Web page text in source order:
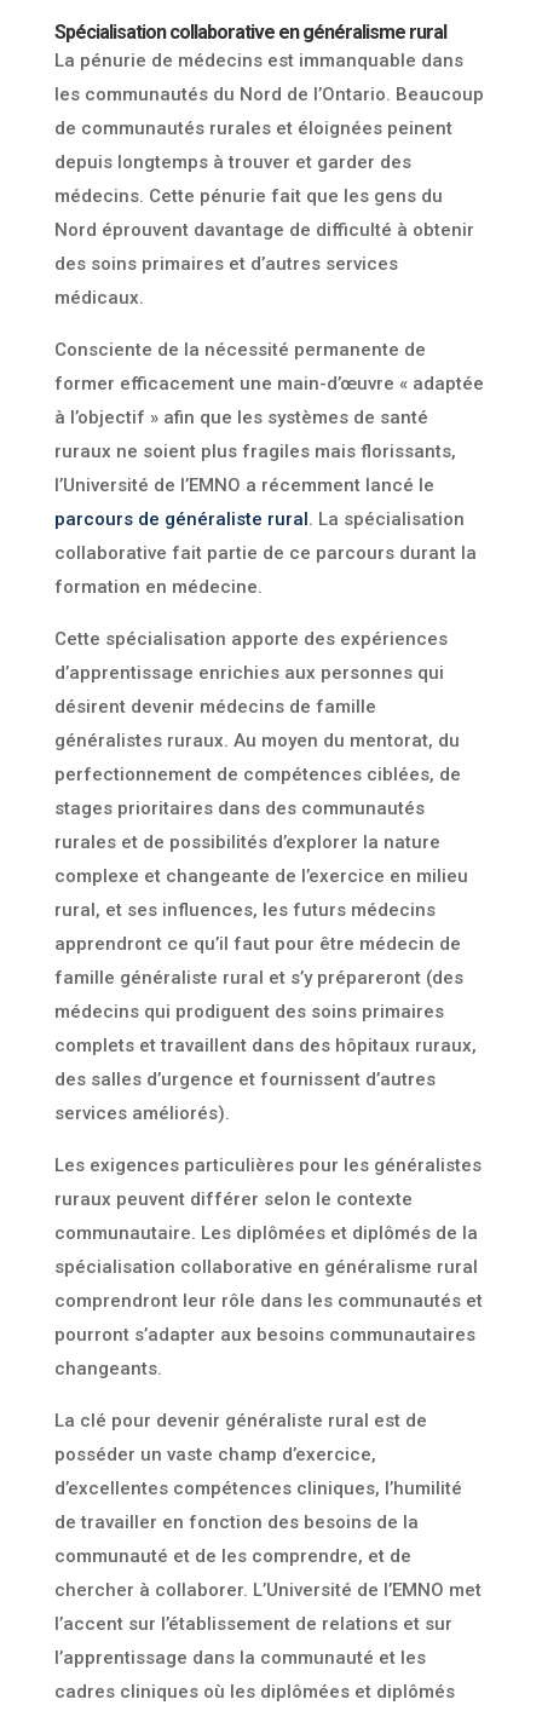
Spécialisation collaborative en généralisme rural
La pénurie de médecins est immanquable dans
les communautés du Nord de l’Ontario. Beaucoup
de communautés rurales et éloignées peinent
depuis longtemps à trouver et garder des
médecins. Cette pénurie fait que les gens du
Nord éprouvent davantage de difficulté à obtenir
des soins primaires et d’autres services
médicaux.
Consciente de la nécessité permanente de
former efficacement une main-d’œuvre « adaptée
à l’objectif » afin que les systèmes de santé
ruraux ne soient plus fragiles mais florissants,
l’Université de l’EMNO a récemment lancé le
parcours de généraliste rural. La spécialisation
collaborative fait partie de ce parcours durant la
formation en médecine.
Cette spécialisation apporte des expériences
d’apprentissage enrichies aux personnes qui
désirent devenir médecins de famille
généralistes ruraux. Au moyen du mentorat, du
perfectionnement de compétences ciblées, de
stages prioritaires dans des communautés
rurales et de possibilités d’explorer la nature
complexe et changeante de l’exercice en milieu
rural, et ses influences, les futurs médecins
apprendront ce qu’il faut pour être médecin de
famille généraliste rural et s’y prépareront (des
médecins qui prodiguent des soins primaires
complets et travaillent dans des hôpitaux ruraux,
des salles d’urgence et fournissent d’autres
services améliorés).
Les exigences particulières pour les généralistes
ruraux peuvent différer selon le contexte
communautaire. Les diplômées et diplômés de la
spécialisation collaborative en généralisme rural
comprendront leur rôle dans les communautés et
pourront s’adapter aux besoins communautaires
changeants.
La clé pour devenir généraliste rural est de
posséder un vaste champ d’exercice,
d’excellentes compétences cliniques, l’humilité
de travailler en fonction des besoins de la
communauté et de les comprendre, et de
chercher à collaborer. L’Université de l’EMNO met
l’accent sur l’établissement de relations et sur
l’apprentissage dans la communauté et les
cadres cliniques où les diplômées et diplômés